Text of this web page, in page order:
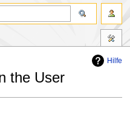
Hilfe
the User